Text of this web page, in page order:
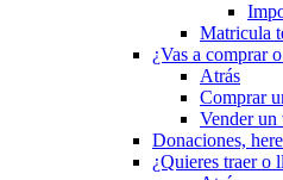
Matricula
¿Vas a comprar
Atrás
Comprar
Vender un
Donaciones,
¿Quieres traer o